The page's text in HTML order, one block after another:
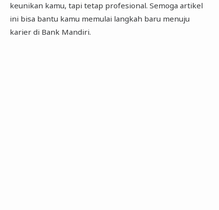
keunikan kamu, tapi tetap profesional. Semoga artikel
ini bisa bantu kamu memulai langkah baru menuju
karier di Bank Mandiri.